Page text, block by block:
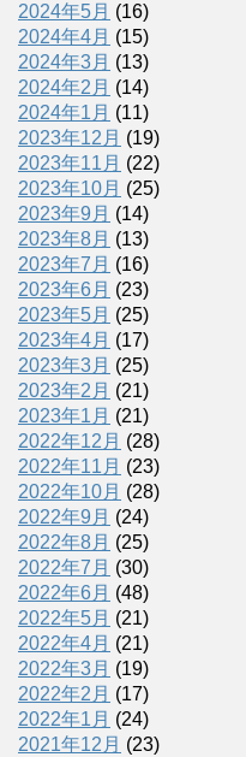
2024年5月 (16)
2024年4月 (15)
2024年3月 (13)
2024年2月 (14)
2024年1月 (11)
2023年12月 (19)
2023年11月 (22)
2023年10月 (25)
2023年9月 (14)
2023年8月 (13)
2023年7月 (16)
2023年6月 (23)
2023年5月 (25)
2023年4月 (17)
2023年3月 (25)
2023年2月 (21)
2023年1月 (21)
2022年12月 (28)
2022年11月 (23)
2022年10月 (28)
2022年9月 (24)
2022年8月 (25)
2022年7月 (30)
2022年6月 (48)
2022年5月 (21)
2022年4月 (21)
2022年3月 (19)
2022年2月 (17)
2022年1月 (24)
2021年12月 (23)